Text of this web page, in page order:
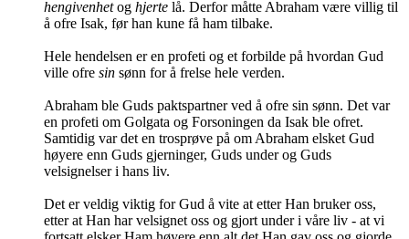
hengivenhetog hjerte lå. Derfor måtte Abraham være villig til
å ofre Isak, før han kune få ham tilbake.
Hele hendelsen er en profeti og et forbilde på hvordan Gud
ville ofre sin sønn for å frelse hele verden.
Abraham ble Guds paktspartner ved å ofre sin sønn. Det var
en profeti om Golgata og Forsoningen da Isak ble ofret.
Samtidig var det en trosprøve på om Abraham elsket Gud
høyere enn Guds gjerninger, Guds under og Guds
velsignelser i hans liv.
Det er veldig viktig for Gud å vite at etter Han bruker oss,
etter at Han har velsignet oss og gjort under i våre liv - at vi